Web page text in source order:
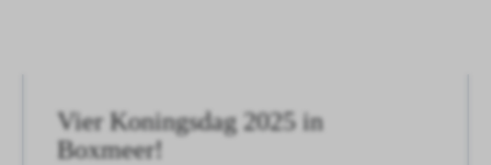
Vier Koningsdag 2025 in
Boxmeer!